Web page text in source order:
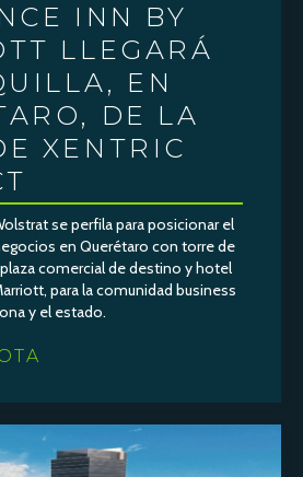
INN BY
LLEGARÁ
EN
DE LA
XENTRIC
se perfila para posicionar el
en Querétaro con torre de
comercial de destino y hotel
para la comunidad business
y el estado.